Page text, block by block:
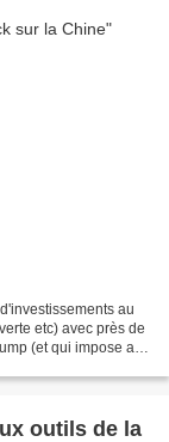
au
etc) avec près de
(et qui impose aux
outils de la